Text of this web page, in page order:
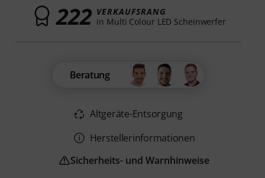
222 VERKAUFSRANG
in Multi Colour LED Scheinwerfer
Beratung
Altgeräte-Entsorgung
Herstellerinformationen
Sicherheits- und Warnhinweise